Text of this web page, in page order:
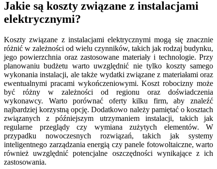
Jakie są koszty związane z instalacjami
elektrycznymi?
Koszty związane z instalacjami elektrycznymi mogą się znacznie
różnić w zależności od wielu czynników, takich jak rodzaj budynku,
jego powierzchnia oraz zastosowane materiały i technologie. Przy
planowaniu budżetu warto uwzględnić nie tylko koszty samego
wykonania instalacji, ale także wydatki związane z materiałami oraz
ewentualnymi pracami wykończeniowymi. Koszt robocizny może
być różny w zależności od regionu oraz doświadczenia
wykonawcy. Warto porównać oferty kilku firm, aby znaleźć
najbardziej korzystną opcję. Dodatkowo należy pamiętać o kosztach
związanych z późniejszym utrzymaniem instalacji, takich jak
regularne przeglądy czy wymiana zużytych elementów. W
przypadku nowoczesnych rozwiązań, takich jak systemy
inteligentnego zarządzania energią czy panele fotowoltaiczne, warto
również uwzględnić potencjalne oszczędności wynikające z ich
zastosowania.